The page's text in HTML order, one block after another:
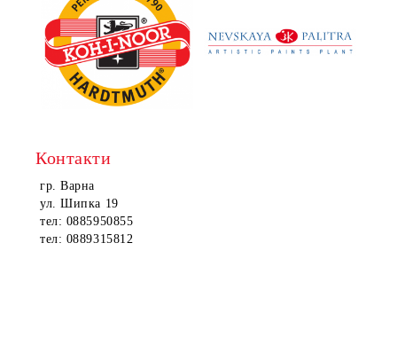
Контакти
гр. Варна
ул. Шипка 19
тел: 0885950855
тел: 0889315812